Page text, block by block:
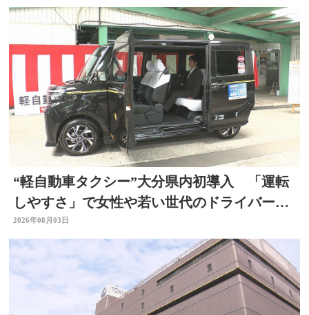
“軽自動車タクシー”大分県内初導入 「運転
しやすさ」で女性や若い世代のドライバー確
保へ
2026年08月03日